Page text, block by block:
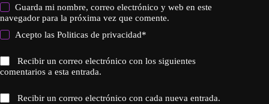
Guarda mi nombre, correo electrónico y web en este
navegador para la próxima vez que comente.
Acepto lasPoliticas de privacidad*
Recibir un correo electrónico con los siguientes
comentarios a esta entrada.
Recibir un correo electrónico con cada nueva entrada.